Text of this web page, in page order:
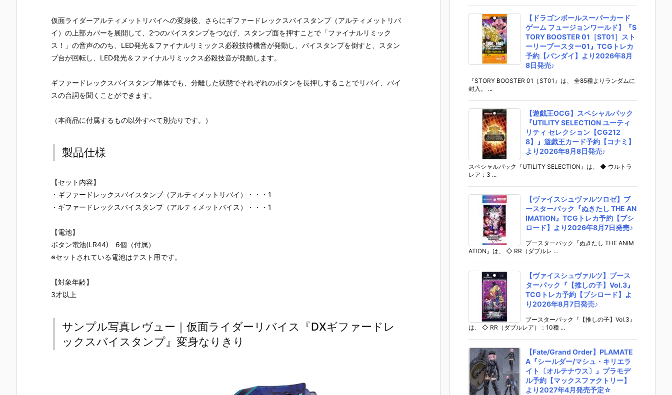
仮面ライダーアルティメットリバイへの変身後、さらにギファードレックスバイスタンプ（アルティメットリバ
イ）の上部カバーを展開して、2つのバイスタンプをつなげ、スタンプ面を押すことで「ファイナルリミック
ス！」の音声ののち、LED発光＆ファイナルリミックス必殺技待機音が発動し、バイスタンプを倒すと、スタン
プ台が回転し、LED発光＆ファイナルリミックス必殺技音が発動します。
ギファードレックスバイスタンプ単体でも、分離した状態でそれぞれのボタンを長押しすることでリバイ、バイ
スの台詞を聞くことができます。
（本商品に付属するもの以外すべて別売りです。）
製品仕様
【セット内容】
・ギファードレックスバイスタンプ（アルティメットリバイ）・・・1
・ギファードレックスバイスタンプ（アルティメットバイス）・・・1
【電池】
ボタン電池(LR44) 6個（付属）
※セットされている電池はテスト用です。
【対象年齢】
3才以上
サンプル写真レヴュー｜仮面ライダーリバイス『DXギファードレ
ックスバイスタンプ』変身なりきり
【ドラゴンボールスーパーカード
ゲーム フュージョンワールド】『S
TORY BOOSTER 01［ST01］スト
ーリーブースター01』TCGトレカ
予約【バンダイ】より2026年8月
8日発売♪
『STORY BOOSTER 01［ST01』は、 全85種よりランダムに
封入。 ...
【遊戯王OCG】スペシャルパック
『UTILITY SELECTION ユーティ
リティ セレクション【CG212
8】』遊戯王カード予約【コナミ】
より2026年8月8日発売♪
スペシャルパック『UTILITY SELECTION』は、 ◆ ウルトラ
レア：3 ...
【ヴァイスシュヴァルツロゼ】ブ
ースターパック『ぬきたし THE AN
IMATION』TCGトレカ予約【ブシ
ロード】より2026年8月7日発売♪
ブースターパック『ぬきたし THE ANIM
ATION』は、 ◇ RR（ダブルレ ...
【ヴァイスシュヴァルツ】ブース
ターパック『【推しの子】Vol.3』
TCGトレカ予約【ブシロード】よ
り2026年8月7日発売♪
ブースターパック『【推しの子】Vol.3』
は、 ◇ RR（ダブルレア）：10種 ...
【Fate/Grand Order】PLAMATE
A『シールダー/マシュ・キリエラ
イト〔オルテナウス〕』プラモデ
ル予約【マックスファクトリー】
より2027年4月発売予定☆